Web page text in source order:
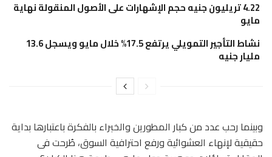
4.22 تريليون جنيه حجم الإشهارات على الأصول المنقولة نهاية
مايو
نشاط التأجير التمويلي يرتفع 17.5% خلال مايو ويسجل 13.6
مليار جنيه
وبينما رحب عدد من كبار المطورين والخبراء بالفكرة باعتبارها بداية
حقيقية لإنهاء العشوائية ورفع احترافية السوق، طُرحت فى